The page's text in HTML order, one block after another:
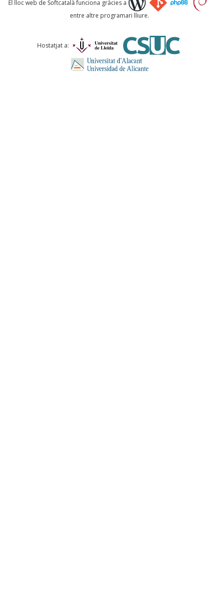
Comentari *
El lloc web de Softcatalà funciona gràcies a
entre altre programari lliure.
Hostatjat a: